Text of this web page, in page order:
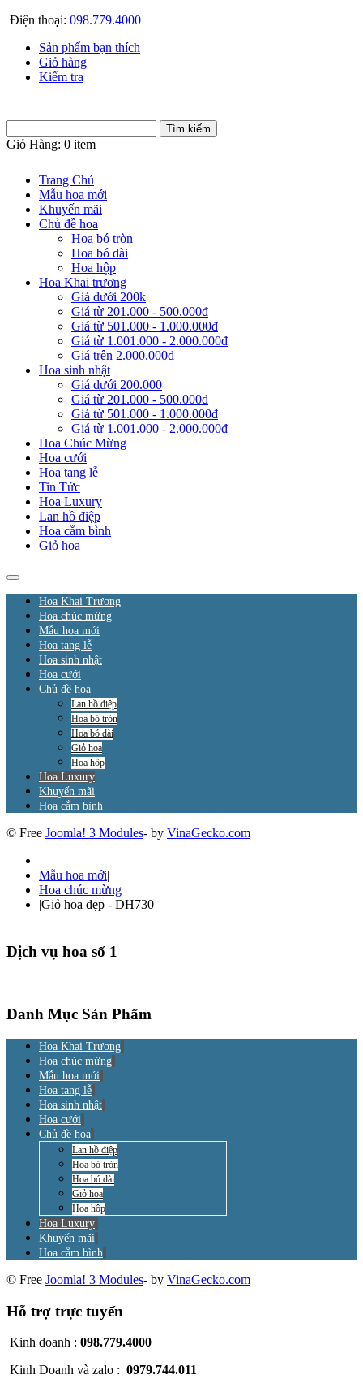
Điện thoại: 098.779.4000
Sản phẩm bạn thích
Giỏ hàng
Kiểm tra
Giỏ Hàng: 0 item
Trang Chủ
Mẫu hoa mới
Khuyến mãi
Chủ đề hoa
Hoa bó tròn
Hoa bó dài
Hoa hộp
Hoa Khai trương
Giá dưới 200k
Giá từ 201.000 - 500.000đ
Giá từ 501.000 - 1.000.000đ
Giá từ 1.001.000 - 2.000.000đ
Giá trên 2.000.000đ
Hoa sinh nhật
Giá dưới 200.000
Giá từ 201.000 - 500.000đ
Giá từ 501.000 - 1.000.000đ
Giá từ 1.001.000 - 2.000.000đ
Hoa Chúc Mừng
Hoa cưới
Hoa tang lễ
Tin Tức
Hoa Luxury
Lan hồ điệp
Hoa cắm bình
Giỏ hoa
Hoa Khai Trương
Hoa chúc mừng
Mẫu hoa mới
Hoa tang lễ
Hoa sinh nhật
Hoa cưới
Chủ đề hoa
Lan hồ điệp
Hoa bó tròn
Hoa bó dài
Giỏ hoa
Hoa hộp
Hoa Luxury
Khuyến mãi
Hoa cắm bình
© Free Joomla! 3 Modules- by VinaGecko.com
Mẫu hoa mới|
Hoa chúc mừng
|Giỏ hoa đẹp - DH730
Dịch vụ hoa số 1
Danh Mục Sản Phẩm
Hoa Khai Trương
Hoa chúc mừng
Mẫu hoa mới
Hoa tang lễ
Hoa sinh nhật
Hoa cưới
Chủ đề hoa
Lan hồ điệp
Hoa bó tròn
Hoa bó dài
Giỏ hoa
Hoa hộp
Hoa Luxury
Khuyến mãi
Hoa cắm bình
© Free Joomla! 3 Modules- by VinaGecko.com
Hỗ trợ trực tuyến
Kinh doanh : 098.779.4000
Kinh Doanh và zalo : 0979.744.011